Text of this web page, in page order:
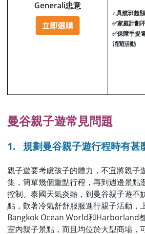
Generali忠意
⭐具航班超
✅家庭計劃
✅保障手提
消閒活動
曼谷親子遊常見問題
1. 規劃曼谷親子遊行程時有甚
親子遊要考慮孩子的體力，不宜將親子
集，簡單幾個重點行程，再到週邊景點
控制。泰國天氣炎熱，到曼谷親子遊不
點，歎著冷氣舒舒服服進行親子活動，
Bangkok Ocean World和Harborland
室內親子景點，而且均位於大型商場，